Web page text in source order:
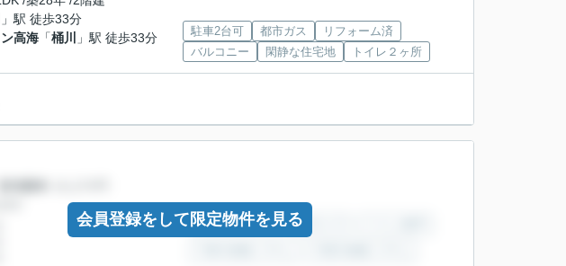
」駅 徒歩33分
高海 「桶川 」駅 徒歩33分 駐車2台可 都市ガス
リフォーム済
バルコニー
閑静な住宅地 トイレ２ヶ所
会員登録をして限定物件を見る